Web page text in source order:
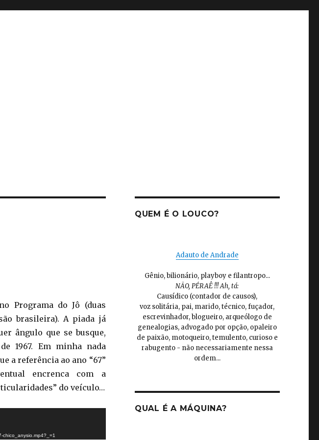
Programa do Jô (duas
brasileira). A piada já
ângulo que se busque,
1967. Em minha nada
a referência ao ano “67”
encrenca com a
do veículo…
chico_anysio.mp4?_=1
QUEM É O LOUCO?
Adauto de Andrade
Gênio, bilionário, playboy e filantropo...
NÃO, PÉRAÊ !!! Ah, tá:
Causídico (contador de causos),
voz solitária, pai, marido, técnico, fuçador,
escrevinhador, blogueiro, arqueólogo de
genealogias, advogado por opção, opaleiro
de paixão, motoqueiro, temulento, curioso e
rabugento - não necessariamente nessa
ordem...
QUAL É A MÁQUINA?